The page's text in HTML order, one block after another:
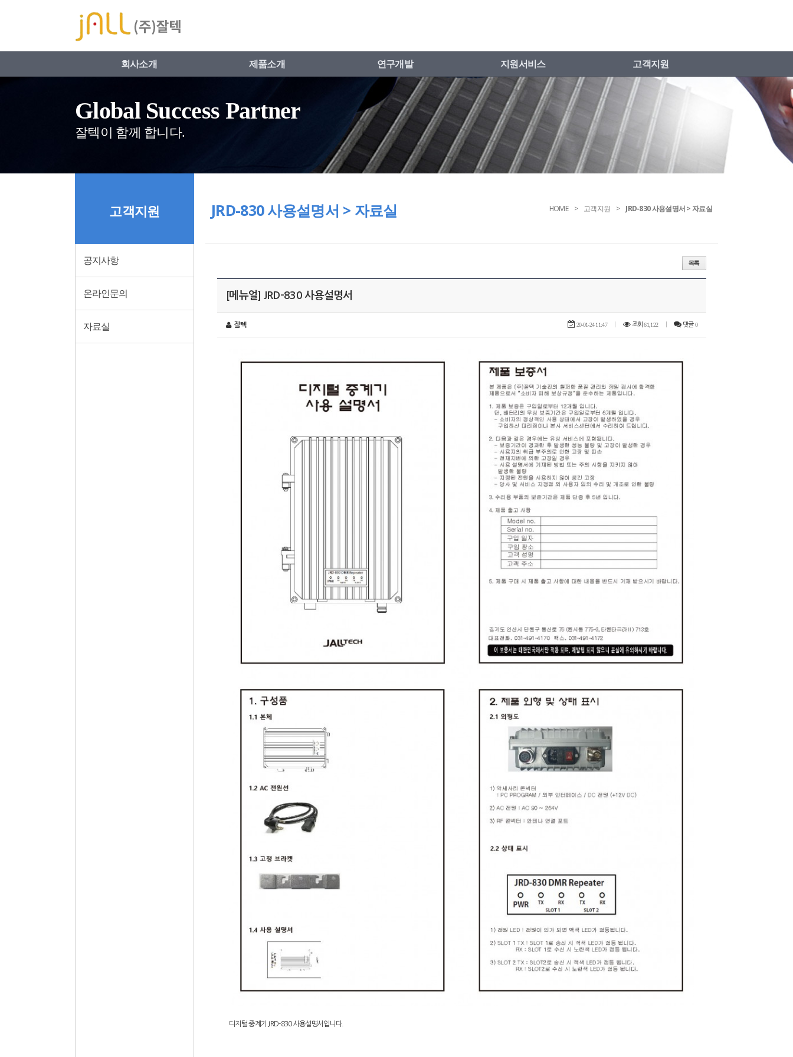
회사소개 제품소개 연구개발 지원서비스 고객지원
Global Success Partner
잘텍이 함께 합니다.
고객지원
공지사항
온라인문의
자료실
JRD-830 사용설명서 > 자료실 HOME 고객지원 JRD-830 사용설명서 > 자료실
[메뉴얼] JRD-830 사용설명서
잘텍 20-01-24 11:47 조회61,122 댓글0
디지털 중계기 JRD-830 사용설명서입니다.